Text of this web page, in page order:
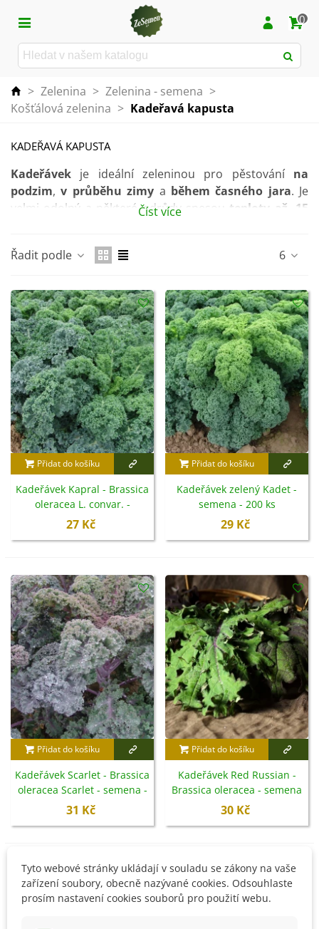
0
> Zelenina > Zelenina - semena >
Košťálová zelenina > Kadeřavá kapusta
KADEŘAVÁ KAPUSTA
Kadeřávek je ideální zeleninou pro pěstování na
podzim,v průběhu zimy a během časného jara. Je
velmi odolný a některé odrůdy snesou teploty
až -15
Kadeřávek se od běžného
odlišuje především
plochých listů až po listy skutečně kudrnaté. Listy
odřezáváme pravidelně během zimy až do května.
Jakmile zelenina vykvete, je čas ji vytáhnout ze země a
zlikvidovat.
Kadeřávek lze přidávat do polévek, udělat z něho pyré
či konzumovat syrový, např. v salátech. Jako všechny
košťálové zeleniny obsahuje také látky, které mohou
přispět k prevenci proti tvorbě rakoviny, má výborné
antioxidační účinkya obsahuje velké množství
vlákniny,minerálů,kyseliny listovéavitamínů B a
Číst více
Řadit podle 6
Přidat do košíku
Kadeřávek Kapral - Brassica
oleracea L. convar. -
semena - 300 ks
27 Kč
Přidat do košíku
Kadeřávek zelený Kadet -
semena - 200 ks
29 Kč
Přidat do košíku
Kadeřávek Scarlet - Brassica
oleracea Scarlet - semena -
150 ks
31 Kč
Přidat do košíku
Kadeřávek Red Russian -
Brassica oleracea - semena
- 150 ks
30 Kč
Není skladem Není skladem
Tyto webové stránky ukládají v souladu se zákony na vaše
zařízení soubory, obecně nazývané cookies. Odsouhlaste
prosím nastavení cookies souborů pro použití webu.